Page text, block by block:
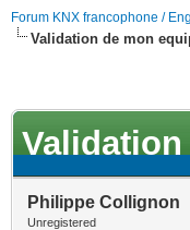
Forum KNX francophone /
Validation de mon
Philippe Collignon
Unregistered